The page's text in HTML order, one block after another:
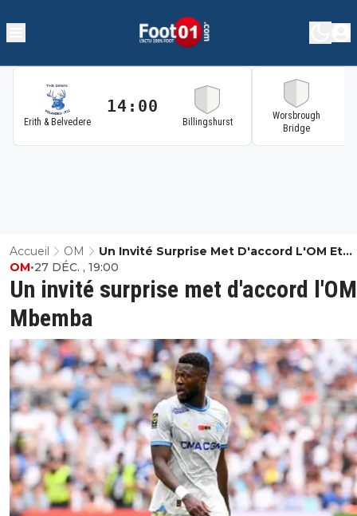
Erith & Belvedere
14:00
Billingshurst
Worsbrough
Bridge
Accueil OM
Un Invité Surprise Met D'accord L'OM Et
Mbemba
Un invité surprise met d'accord
Mbemba
OM•27 DÉC. , 19:00